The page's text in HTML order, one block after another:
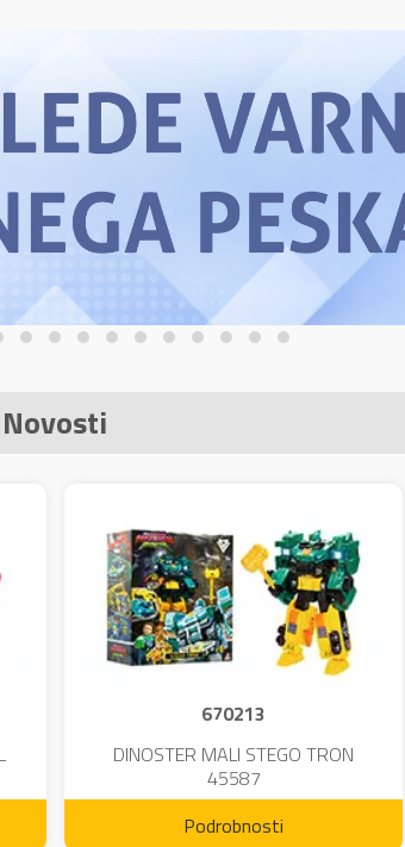
Novosti
670213
DINOSTER MALI STEGO TRON
45587
Podrobnosti